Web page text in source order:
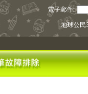
電子郵件:
地球公民